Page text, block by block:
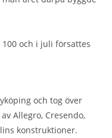
och i juli försattes
och tog över
Allegro, Cresendo,
konstruktioner.